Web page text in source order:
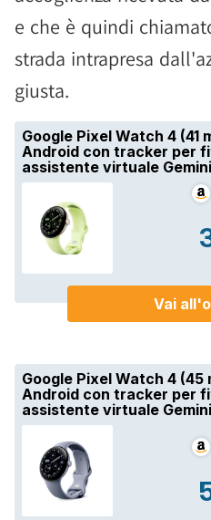
e che è quindi
strada intrapresa
giusta.